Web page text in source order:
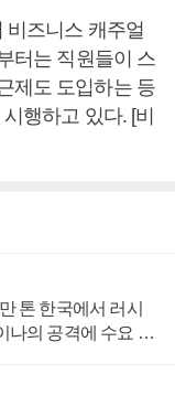
비즈니스 캐주얼
터는 직원들이 스
제도 도입하는 등
행하고 있다. [비
톤 한국에서 러시
나의 공격에 수요 늘